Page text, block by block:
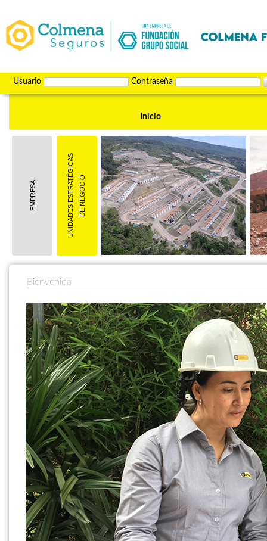
Usuario Contraseña
Inicio
EMPRESA UNIDADES ESTRATÉGICASDE NEGOCIO
Bienvenida